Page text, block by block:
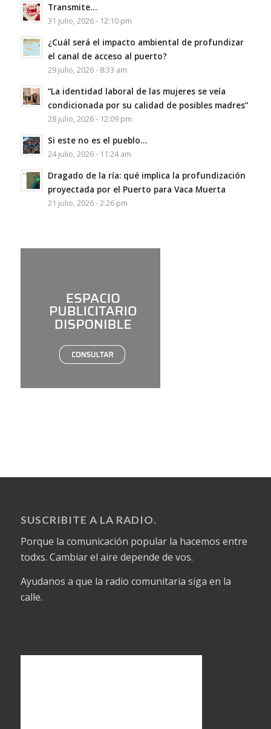
Transmite…
31 julio, 2026 - 12:10 pm
¿Cuál será el impacto ambiental de profundizar
el canal de acceso al puerto?
29 julio, 2026 - 8:33 am
“La identidad laboral de las mujeres se veía
condicionada por su calidad de posibles madres”
28 julio, 2026 - 12:09 pm
Si este no es el pueblo…
24 julio, 2026 - 11:24 am
Dragado de la ría: qué implica la profundización
proyectada por el Puerto para Vaca Muerta
21 julio, 2026 - 2:26 pm
SUSCRIBITE A LA RADIO.
Porque la comunicación popular la hacemos entre
todxs. Cambiar el aire depende de vos.
Ayudanos a que la radio comunitaria siga en la
calle.